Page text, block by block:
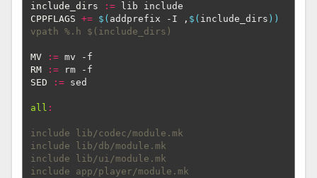
include_dirs :=
CPPFLAGS
+= $( addprefix -I , $( include_dirs ))
vpath %.h $(include_dirs)
MV :=
RM
:=
SED
:= sed
all :
include lib/codec/module.mk
include lib/db/module.mk
include lib/ui/module.mk
include app/player/module.mk